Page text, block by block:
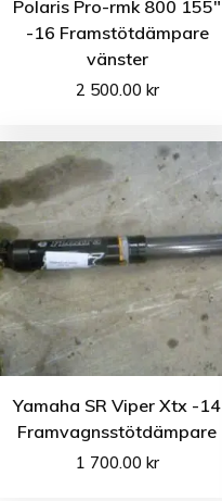
Polaris Pro-rmk 800 155″
-16 Framstötdämpare
vänster
2 500.00 kr
Yamaha SR Viper Xtx -14
Framvagnsstötdämpare
1 700.00 kr